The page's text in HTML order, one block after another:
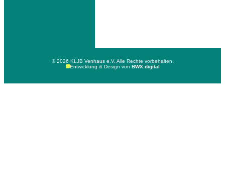
© 2026 KLJB Venhaus e.V. Alle Rechte vorbehalten.
Entwicklung & Design von BWX.digital